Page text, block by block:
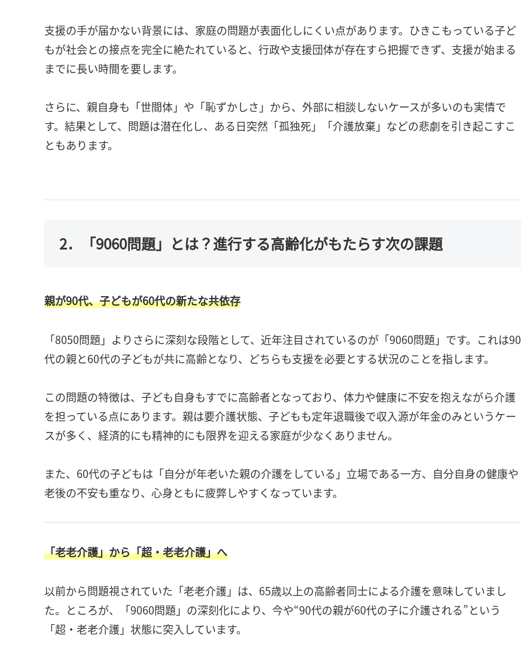
支援の手が届かない背景には、家庭の問題が表面化しにくい点があります。ひきこもっている子ど
もが社会との接点を完全に絶たれていると、行政や支援団体が存在すら把握できず、支援が始まる
までに長い時間を要します。
さらに、親自身も「世間体」や「恥ずかしさ」から、外部に相談しないケースが多いのも実情で
す。結果として、問題は潜在化し、ある日突然「孤独死」「介護放棄」などの悲劇を引き起こすこ
ともあります。
2．「9060問題」とは？進行する高齢化がもたらす次の課題
親が90代、子どもが60代の新たな共依存
「8050問題」よりさらに深刻な段階として、近年注目されているのが「9060問題」です。これは90
代の親と60代の子どもが共に高齢となり、どちらも支援を必要とする状況のことを指します。
この問題の特徴は、子ども自身もすでに高齢者となっており、体力や健康に不安を抱えながら介護
を担っている点にあります。親は要介護状態、子どもも定年退職後で収入源が年金のみというケー
スが多く、経済的にも精神的にも限界を迎える家庭が少なくありません。
また、60代の子どもは「自分が年老いた親の介護をしている」立場である一方、自分自身の健康や
老後の不安も重なり、心身ともに疲弊しやすくなっています。
「老老介護」から「超・老老介護」へ
以前から問題視されていた「老老介護」は、65歳以上の高齢者同士による介護を意味していまし
た。ところが、「9060問題」の深刻化により、今や“90代の親が60代の子に介護される”という
「超・老老介護」状態に突入しています。